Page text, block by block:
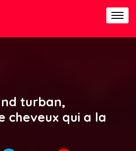
turban,
cheveux qui a la